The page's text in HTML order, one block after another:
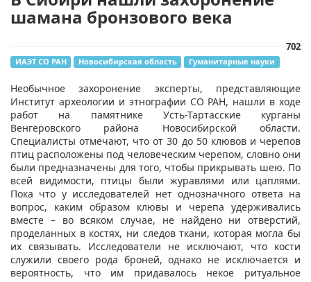
шамана бронзового века
702
ИАЭТ СО РАН Новосибирская область Гуманитарные науки
Необычное захоронение эксперты, представляющие
Институт археологии и этнографии СО РАН, нашли в ходе
работ на памятнике Усть-Тартасские курганы
Венгеровского района Новосибирской области.
Специалисты отмечают, что от 30 до 50 клювов и черепов
птиц расположены под человеческим черепом, словно они
были предназначены для того, чтобы прикрывать шею. По
всей видимости, птицы были журавлями или цаплями.
Пока что у исследователей нет однозначного ответа на
вопрос, каким образом клювы и черепа удерживались
вместе – во всяком случае, не найдено ни отверстий,
проделанных в костях, ни следов ткани, которая могла бы
их связывать. Исследователи не исключают, что кости
служили своего рода броней, однако не исключается и
вероятность, что им придавалось некое ритуальное